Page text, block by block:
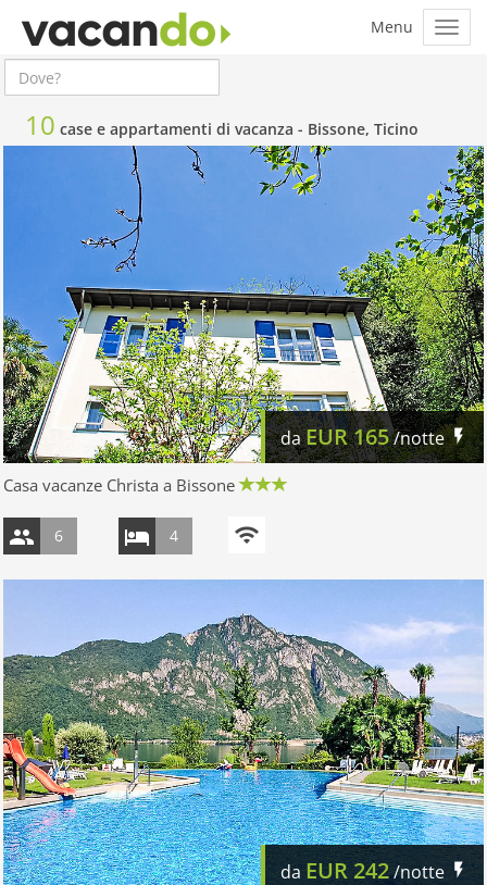
10 case e appartamenti di vacanza - Bissone, Ticino
daEUR165/notte
Casa vacanze Christa a Bissone
6 4
daEUR242/notte